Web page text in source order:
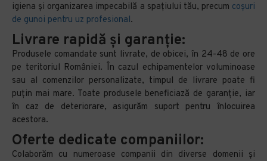
igiena și organizarea impecabilă a spațiului tău, precum coșuri
de gunoi pentru uz profesional.
Livrare rapidă și garanție:
Produsele comandate sunt livrate, de obicei, în 24-48 de ore
pe teritoriul României. În cazul echipamentelor voluminoase
sau al comenzilor personalizate, timpul de livrare poate fi
puțin mai mare. Toate produsele beneficiază de garanție, iar
în caz de deteriorare, asigurăm suport pentru înlocuirea
acestora.
Oferte dedicate companiilor:
Colaborăm cu numeroase companii din diverse domenii și